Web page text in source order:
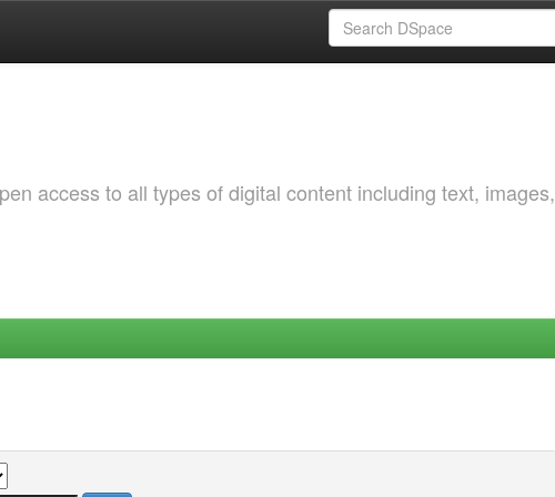
access to all types of digital content including text, images,